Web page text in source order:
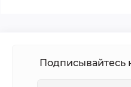
Подписывайтесь